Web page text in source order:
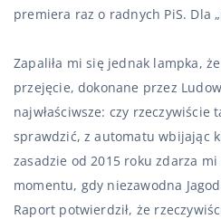
premiera raz o radnych PiS. Dla
Zapaliła mi się jednak lampka,
przejęcie, dokonane przez
najwłaściwsze: czy rzeczywiście
sprawdzić, z automatu wbijając
zasadzie od 2015 roku zdarza
momentu, gdy niezawodna
Raport potwierdził, że